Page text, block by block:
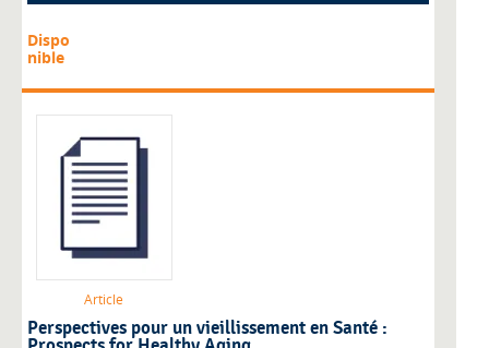
Dispo
nible
Article
Perspectives pour un vieillissement en Santé :